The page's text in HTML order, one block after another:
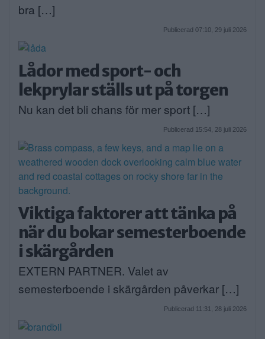
bra […]
Publicerad 07:10, 29 juli 2026
Lådor med sport- och
lekprylar ställs ut på torgen
Nu kan det bli chans för mer sport […]
Publicerad 15:54, 28 juli 2026
Viktiga faktorer att tänka på
när du bokar semesterboende
i skärgården
EXTERN PARTNER. Valet av
semesterboende i skärgården påverkar […]
Publicerad 11:31, 28 juli 2026